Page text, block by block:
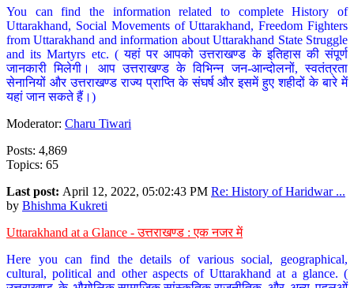
You can find the information related to complete History of
Uttarakhand, Social Movements of Uttarakhand, Freedom Fighters
from Uttarakhand and information about Uttarakhand State Struggle
and its Martyrs etc. ( यहां पर आपको उत्तराखण्ड के इतिहास की संपूर्ण
जानकारी मिलेगी। आप उत्तराखण्ड के विभिन्न जन-आन्दोलनों, स्वतंत्रता
सेनानियों और उत्तराखण्ड राज्य प्राप्ति के संघर्ष और इसमें हुए शहीदों के बारे में
यहां जान सकते हैं।)
Moderator: Charu Tiwari
Posts: 4,869
Topics: 65
Last post: April 12, 2022, 05:02:43 PM Re: History of Haridwar ...
by Bhishma Kukreti
Uttarakhand at a Glance - उत्तराखण्ड : एक नजर में
Here you can find the details of various social, geographical,
cultural, political and other aspects of Uttarakhand at a glance. (